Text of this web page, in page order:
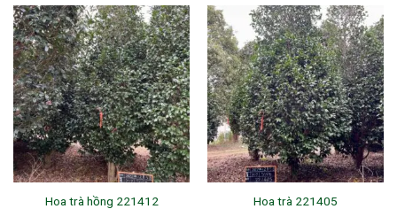
Hoa trà hồng 221412 Hoa trà 221405